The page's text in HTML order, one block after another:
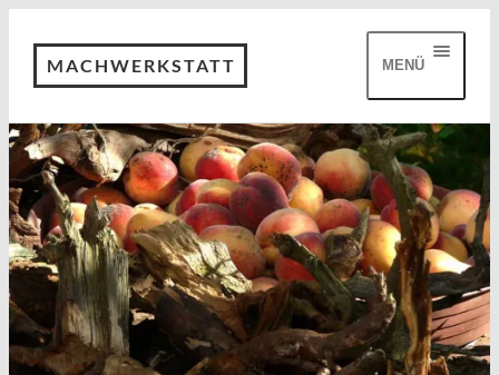
MACHWERKSTATT MENÜ